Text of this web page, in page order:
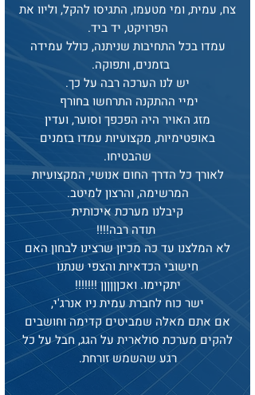
צח, עמית, ומי מטעמו, התגיסו להקל, וליוו את
הפרויקט, יד ביד.
עמדו בכל התחיבות שניתנה, כולל עמידה
בזמנים, ותפוקה.
יש לנו הערכה רבה על כך.
ימיי ההתקנה התרחשו בחורף
מזג האויר היה הפכפך וסוער, ועדין
באופטימיות, מקצועיות עמדו בזמנים
שהבטיחו.
לאורך כל הדרך החום אנושי, המקצועיות
המרשימה, והרצון למיטב.
קיבלנו מערכת איכותית
תודה רבה!!!!
לא המלצנו עד כה מכיון שרצינו לבחון האם
חישובי הכדאיות והצפי שנתנו
יתקיימו. ואכןןןןןן !!!!!!!
ישר כוח לחברת עמית ניו אנרג'י,
אם אתם מאלה שמביטים קדימה וחושבים
להקים מערכת סולארית על הגג, חבל על כל
רגע שהשמש זורחת.